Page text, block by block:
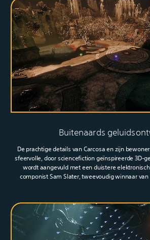
Buitenaards
De prachtige details van Carcosa en zijn
sfeervolle, door sciencefiction geïnspireerde 3D-
wordt aangevuld met een duistere
componist Sam Slater, tweevoudig winnaar